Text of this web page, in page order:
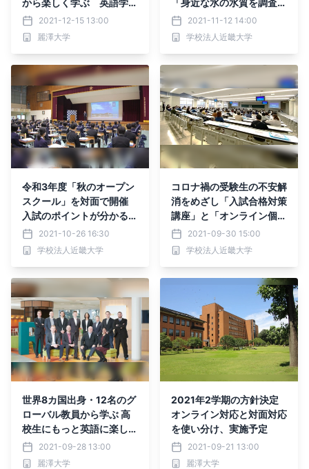
から楽しく学ぶ 英語学習
のコツ2021-12-15 13:00
麗澤大学
「身近な水の水質を調査し
よう！」などを実施
2021-11-12 14:00
学校法人近畿大学
令和3年度「秋のオープン
スクール」を対面で開催
入試のポイントが分かる入
試対策授業を実施
2021-10-26 16:30
学校法人近畿大学
コロナ禍の受験生の不安解
消をめざし「入試合格対策
講座」と「オンライン個別
相談」を実施
2021-09-30 15:00
学校法人近畿大学
世界8カ国出身・12名のグ
ローバル教員から学ぶ 高
校生にもっと英語に楽しく
触れる機会を増やしてほし
い
2021-09-28 13:00
麗澤大学
2021年2学期の方針決定
オンライン対応と対面対応
を使い分け、実施予定
2021-09-21 13:00
麗澤大学